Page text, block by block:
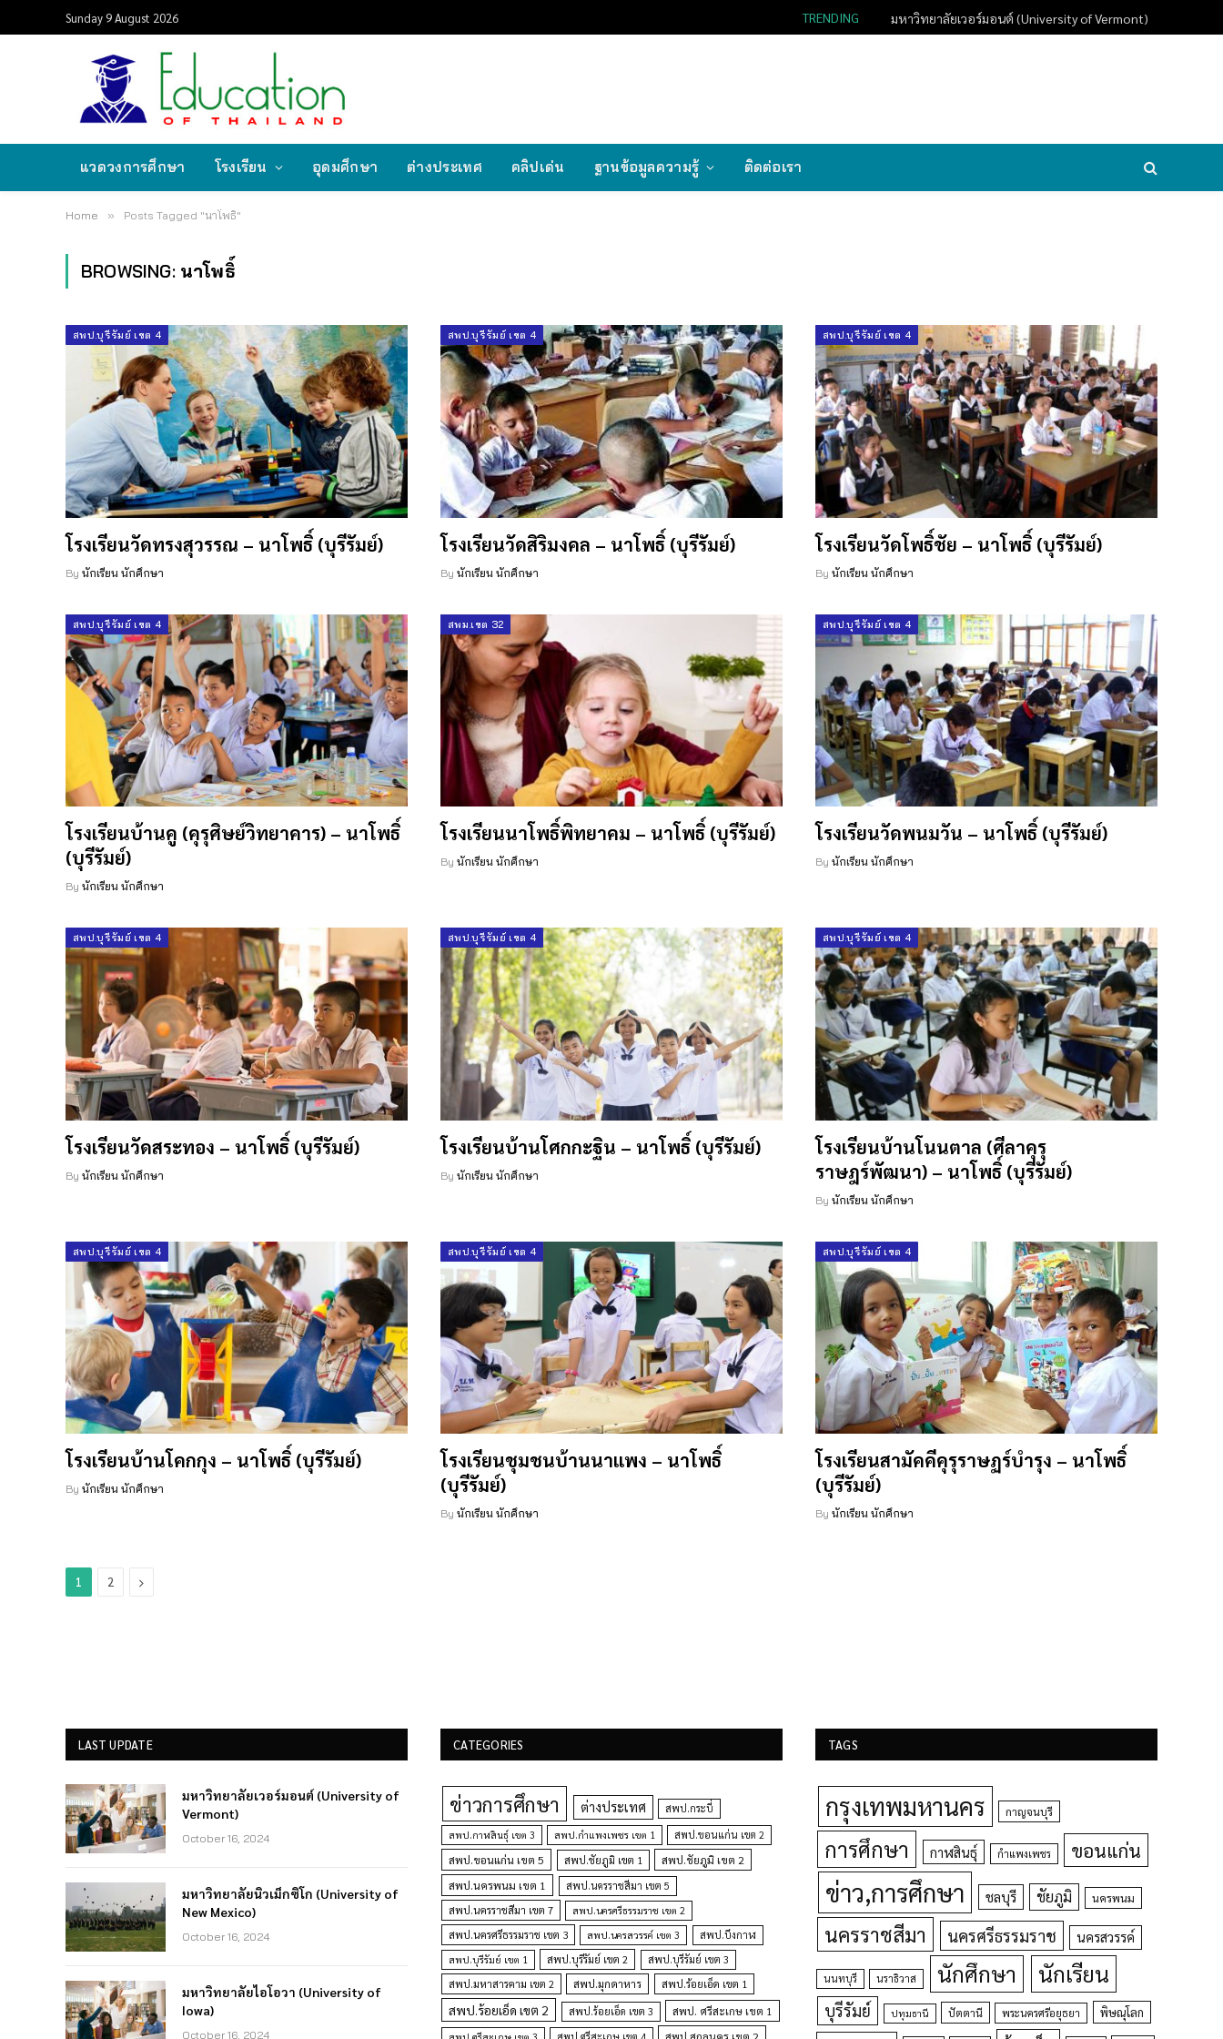
Sunday 9 August 2026 TRENDING มหาวิทยาลัยเวอร์มอนต์ (University of Vermont)
แวดวงการศึกษา โรงเรียน อุดมศึกษา ต่างประเทศ คลิปเด่น ฐานข้อมูลความรู้ ติดต่อเรา
Home » Posts Tagged "นาโพธิ์"
BROWSING: นาโพธิ์
สพป.บุรีรัมย์ เขต 4
โรงเรียนวัดทรงสุวรรณ – นาโพธิ์ (บุรีรัมย์)
By นักเรียน นักศึกษา
สพป.บุรีรัมย์ เขต 4
โรงเรียนวัดสิริมงคล – นาโพธิ์ (บุรีรัมย์)
By นักเรียน นักศึกษา
สพป.บุรีรัมย์ เขต 4
โรงเรียนวัดโพธิ์ชัย – นาโพธิ์ (บุรีรัมย์)
By นักเรียน นักศึกษา
สพป.บุรีรัมย์ เขต 4
โรงเรียนบ้านคู (คุรุศิษย์วิทยาคาร) – นาโพธิ์
(บุรีรัมย์)
By นักเรียน นักศึกษา
สพม.เขต 32
โรงเรียนนาโพธิ์พิทยาคม – นาโพธิ์ (บุรีรัมย์)
By นักเรียน นักศึกษา
สพป.บุรีรัมย์ เขต 4
โรงเรียนวัดพนมวัน – นาโพธิ์ (บุรีรัมย์)
By นักเรียน นักศึกษา
สพป.บุรีรัมย์ เขต 4
โรงเรียนวัดสระทอง – นาโพธิ์ (บุรีรัมย์)
By นักเรียน นักศึกษา
สพป.บุรีรัมย์ เขต 4
โรงเรียนบ้านโศกกะฐิน – นาโพธิ์ (บุรีรัมย์)
By นักเรียน นักศึกษา
สพป.บุรีรัมย์ เขต 4
โรงเรียนบ้านโนนตาล (ศีลาคุรุ
ราษฎร์พัฒนา) – นาโพธิ์ (บุรีรัมย์)
By นักเรียน นักศึกษา
สพป.บุรีรัมย์ เขต 4
โรงเรียนบ้านโคกกุง – นาโพธิ์ (บุรีรัมย์)
By นักเรียน นักศึกษา
สพป.บุรีรัมย์ เขต 4
โรงเรียนชุมชนบ้านนาแพง – นาโพธิ์
(บุรีรัมย์)
By นักเรียน นักศึกษา
สพป.บุรีรัมย์ เขต 4
โรงเรียนสามัคคีคุรุราษฏร์บำรุง – นาโพธิ์
(บุรีรัมย์)
By นักเรียน นักศึกษา
1 2 Next
LAST UPDATE
มหาวิทยาลัยเวอร์มอนต์ (University of
Vermont)
October 16, 2024
มหาวิทยาลัยนิวเม็กซิโก (University of
New Mexico)
October 16, 2024
มหาวิทยาลัยไอโอวา (University of
Iowa)
October 16, 2024
CATEGORIES
ข่าวการศึกษา ต่างประเทศ สพป.กระบี่
สพป.กาฬสินธุ์ เขต 3 สพป.กำแพงเพชร เขต 1 สพป.ขอนแก่น เขต 2
สพป.ขอนแก่น เขต 5 สพป.ชัยภูมิ เขต 1
สพป.ชัยภูมิ เขต 2
สพป.นครพนม เขต 1
สพป.นครราชสีมา เขต 5
สพป.นครราชสีมา เขต 7
สพป.นครศรีธรรมราช เขต 2
สพป.นครศรีธรรมราช เขต 3 สพป.นครสวรรค์ เขต 3
สพป.บึงกาฬ
สพป.บุรีรัมย์ เขต 1
สพป.บุรีรัมย์ เขต 2
สพป.บุรีรัมย์ เขต 3
สพป.มหาสารคาม เขต 2
สพป.มุกดาหาร สพป.ร้อยเอ็ด เขต 1
สพป.ร้อยเอ็ด เขต 2 สพป.ร้อยเอ็ด เขต 3 สพป. ศรีสะเกษ เขต 1
TAGS
กรุงเทพมหานคร กาญจนบุรี
การศึกษา กาฬสินธุ์ กำแพงเพชร ขอนแก่น
ข่าว,การศึกษา ชลบุรี ชัยภูมิ นครพนม
นครราชสีมา นครศรีธรรมราช นครสวรรค์
นนทบุรี นราธิวาส นักศึกษา นักเรียน
บุรีรัมย์ ปทุมธานี ปัตตานี พระนครศรีอยุธยา พิษณุโลก